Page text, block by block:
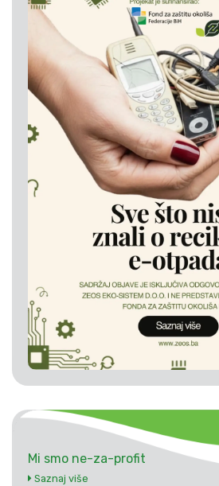
Mi smo ne-za-profit
Saznaj više